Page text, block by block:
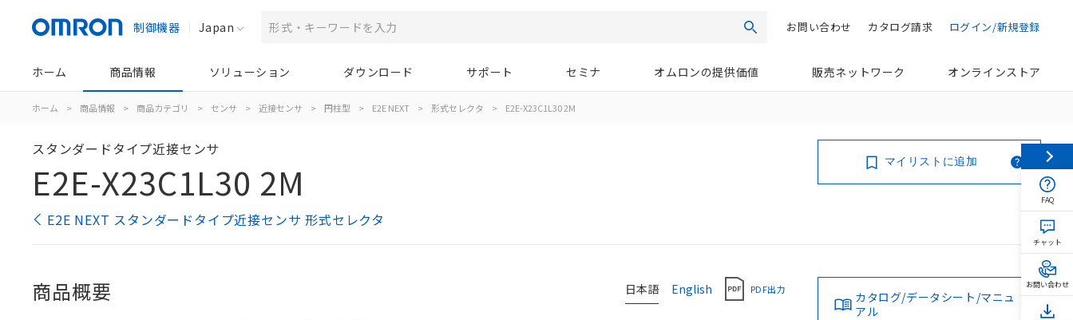
制御機器 Japan 検索 ログイン/新規登録
カタログ請求
お問い合わせ
ホーム 商品情報 ソリューション ダウンロード サポート セミナ オムロンの提供価値 販売ネットワーク オンラインストア
ホーム > 商品情報 > 商品カテゴリ > センサ > 近接センサ > 円柱型 > E2E NEXT > 形式セレクタ > E2E-X23C1L30 2M
スタンダードタイプ近接センサ
E2E-X23C1L30 2M
E2E NEXT スタンダードタイプ近接センサ 形式セレクタ
マイリストに追加
日本語 English PDF出力
商品概要
カタログ/データシート/マニュ
アル
FAQ
チャット
お問い合わせ